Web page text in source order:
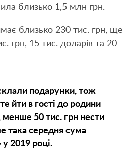
близько 1,5 млн грн.
близько 230 тис. грн, ще
грн, 15 тис. доларів та 20
подарунки, тож
йти в гості до родини
50 тис. грн нести
така середня сума
у 2019 році.